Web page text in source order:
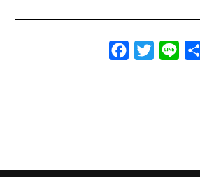
FacebookTwitterLine